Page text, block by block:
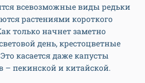
всевозможные виды редьки
растениями короткого
только начнет заметно
день, крестоцветные
касается даже капусты
– пекинской и китайской.